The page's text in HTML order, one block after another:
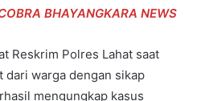
BHAYANGKARA NEWS
Reskrim Polres Lahat saat
warga dengan sikap
mengungkap kasus